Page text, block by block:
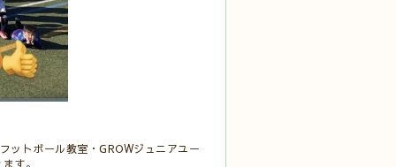
トボール教室・GROWジュニアユー
ます。